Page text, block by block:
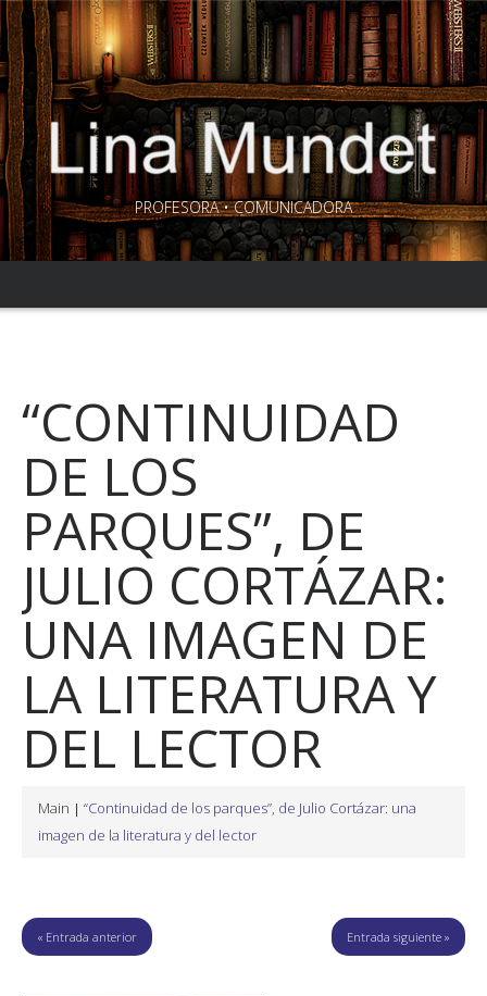
PROFESORA • COMUNICADORA
“CONTINUIDAD
DE LOS
PARQUES”, DE
JULIO CORTÁZAR:
UNA IMAGEN DE
LA LITERATURA Y
DEL LECTOR
Main
“Continuidad de los parques”, de Julio Cortázar: una
imagen de la literatura y del lector
« Entrada anterior Entrada siguiente »